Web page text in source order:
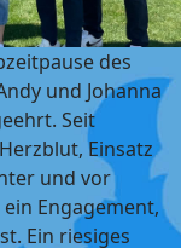
des
und Johanna
Seit
Einsatz
und vor
Engagement,
Ein riesiges